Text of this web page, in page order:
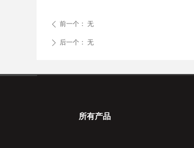
ꄴ 前一个： 无
ꄲ 后一个： 无
所有产品